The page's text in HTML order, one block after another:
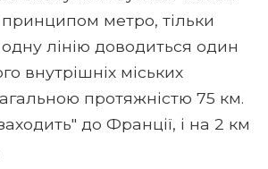
метро, ​​тільки
лінію доводиться один
внутрішніх міських
протяжністю 75 км.
до Франції, і на 2 км